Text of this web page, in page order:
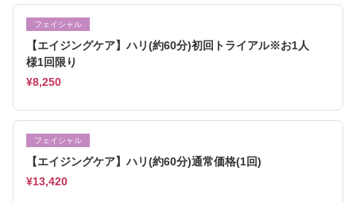
フェイシャル
【エイジングケア】ハリ(約60分)初回トライアル※お1人
様1回限り
¥8,250
フェイシャル
【エイジングケア】ハリ(約60分)通常価格(1回)
¥13,420